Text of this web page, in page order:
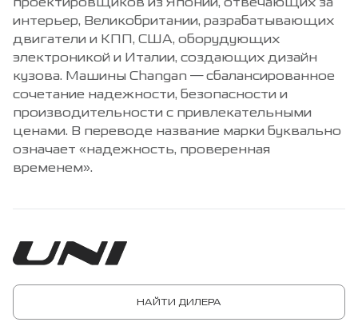
интерьер, Великобритании, разрабатывающих
двигатели и КПП, США, оборудующих
электроникой и Италии, создающих дизайн
кузова. Машины Changan — сбалансированное
сочетание надежности, безопасности и
производительности с привлекательными
ценами. В переводе название марки буквально
означает «надежность, проверенная
временем».
НАЙТИ ДИЛЕРА